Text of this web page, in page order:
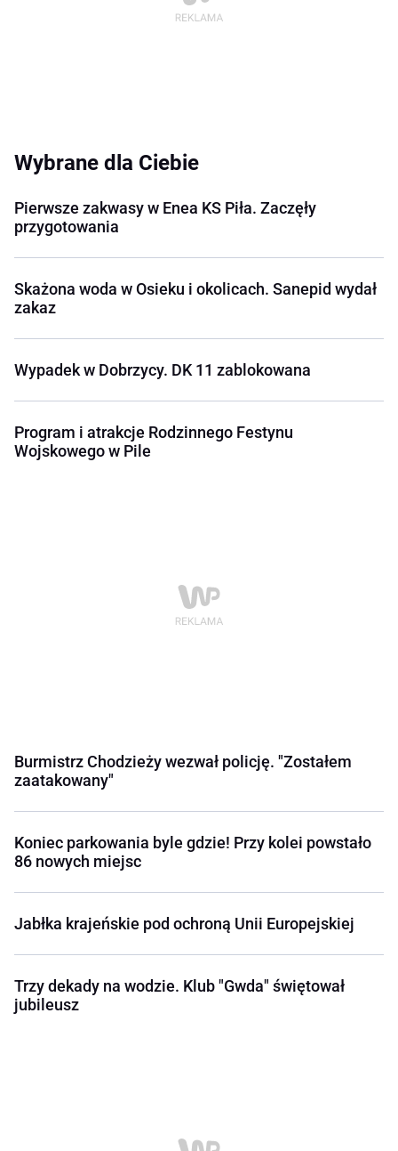
Wybrane dla Ciebie
Pierwsze zakwasy w Enea KS Piła. Zaczęły
przygotowania
Skażona woda w Osieku i okolicach. Sanepid wydał
zakaz
Wypadek w Dobrzycy. DK 11 zablokowana
Program i atrakcje Rodzinnego Festynu
Wojskowego w Pile
Burmistrz Chodzieży wezwał policję. "Zostałem
zaatakowany"
Koniec parkowania byle gdzie! Przy kolei powstało
86 nowych miejsc
Jabłka krajeńskie pod ochroną Unii Europejskiej
Trzy dekady na wodzie. Klub "Gwda" świętował
jubileusz